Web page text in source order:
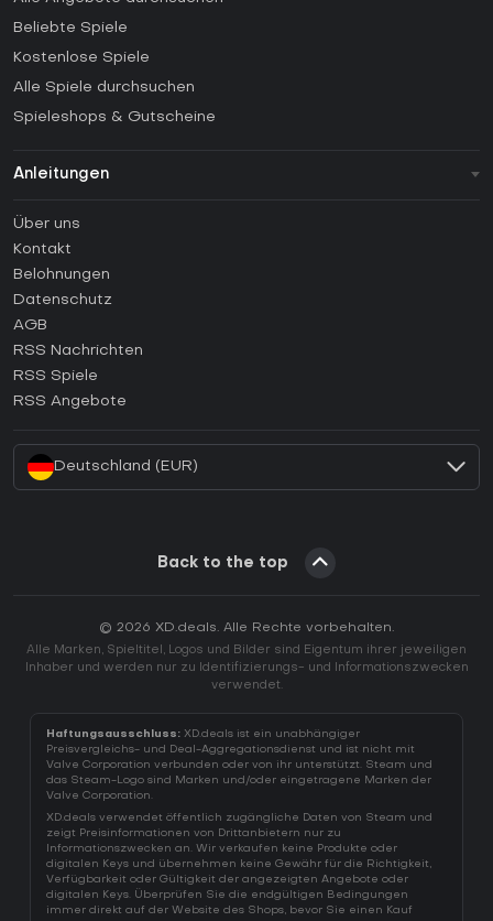
Beliebte Spiele
Kostenlose Spiele
Alle Spiele durchsuchen
Spieleshops & Gutscheine
Anleitungen
Anleitungen
Wie aktiviert man einen Steam CD Key?
Wie aktiviert man einen Epic Games CD Key?
Wie aktiviert man einen GOG CD Key?
Wie aktiviert man einen Ubisoft Connect CD Key?
Wie aktiviert man einen EA App CD Key?
Über uns
Kontakt
Belohnungen
Datenschutz
AGB
RSS Nachrichten
RSS Spiele
RSS Angebote
Deutschland (EUR)
Back to the top
© 2026 XD.deals. Alle Rechte vorbehalten.
Alle Marken, Spieltitel, Logos und Bilder sind Eigentum ihrer jeweiligen
Inhaber und werden nur zu Identifizierungs- und Informationszwecken
verwendet.
Haftungsausschluss: XD.deals ist ein unabhängiger
Preisvergleichs- und Deal-Aggregationsdienst und ist nicht mit
Valve Corporation verbunden oder von ihr unterstützt. Steam und
das Steam-Logo sind Marken und/oder eingetragene Marken der
Valve Corporation.
XD.deals verwendet öffentlich zugängliche Daten von Steam und
zeigt Preisinformationen von Drittanbietern nur zu
Informationszwecken an. Wir verkaufen keine Produkte oder
digitalen Keys und übernehmen keine Gewähr für die Richtigkeit,
Verfügbarkeit oder Gültigkeit der angezeigten Angebote oder
digitalen Keys. Überprüfen Sie die endgültigen Bedingungen
immer direkt auf der Website des Shops, bevor Sie einen Kauf